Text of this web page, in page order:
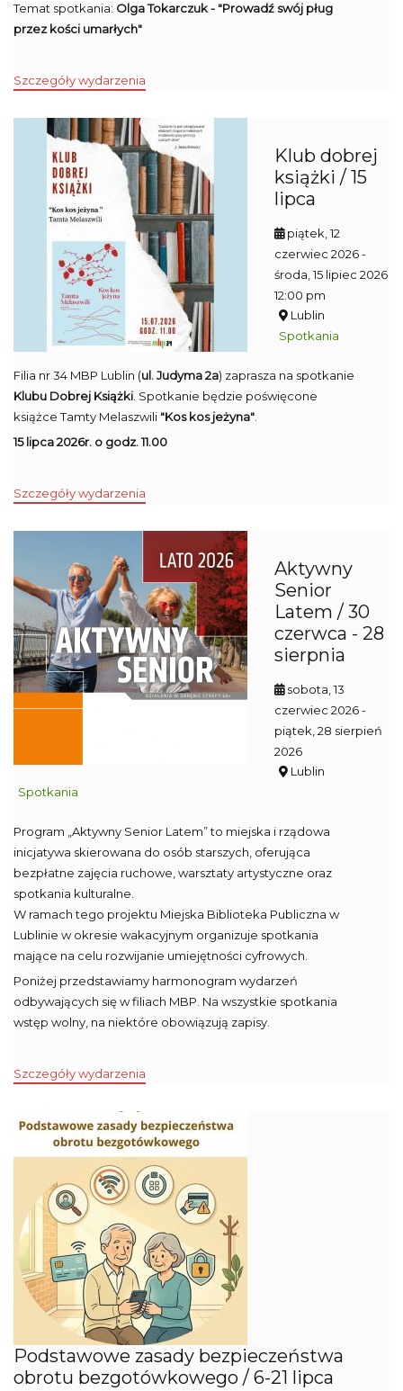
Temat spotkania: Olga Tokarczuk - "Prowadź swój pług
przez kości umarłych"
Szczegóły wydarzenia
Klub dobrej
książki / 15
lipca
piątek, 12
czerwiec 2026-
środa, 15 lipiec 2026
12:00 pm
Lublin
Spotkania
Filia nr 34 MBP Lublin (ul. Judyma 2a) zaprasza na spotkanie
Klubu Dobrej Książki . Spotkanie będzie poświęcone
książce Tamty Melaszwili "Kos kos jeżyna"
15 lipca 2026r. o godz. 11.00
Szczegóły wydarzenia
Aktywny
Senior
Latem / 30
czerwca - 28
sierpnia
sobota, 13
czerwiec 2026-
piątek, 28 sierpień
2026
Lublin
Spotkania
Program „Aktywny Senior Latem” to miejska i rządowa
inicjatywa skierowana do osób starszych, oferująca
bezpłatne zajęcia ruchowe, warsztaty artystyczne oraz
spotkania kulturalne.
W ramach tego projektu Miejska Biblioteka Publiczna w
Lublinie w okresie wakacyjnym organizuje spotkania
mające na celu rozwijanie umiejętności cyfrowych.
Poniżej przedstawiamy harmonogram wydarzeń
odbywających się w filiach MBP. Na wszystkie spotkania
wstęp wolny, na niektóre obowiązują zapisy.
Szczegóły wydarzenia
Podstawowe zasady bezpieczeństwa
obrotu bezgotówkowego / 6-21 lipca